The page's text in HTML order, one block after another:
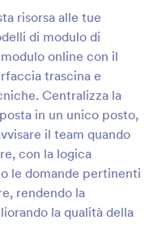
risorsa alle tue
di modulo di
online con il
trascina e
Centralizza la
in un unico posto,
il team quando
con la logica
le domande pertinenti
rendendo la
la qualità della
Dichiarazione Fiscale 2021 2022 Modulo
la dichiarazione
Fiscale 2021-22,
e contribuenti che
dati e gestire ogni